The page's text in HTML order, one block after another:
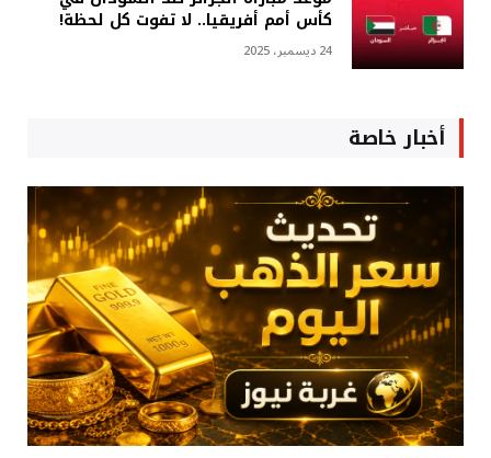
كأس أمم أفريقيا.. لا تفوت كل لحظة!
24 ديسمبر، 2025
أخبار خاصة